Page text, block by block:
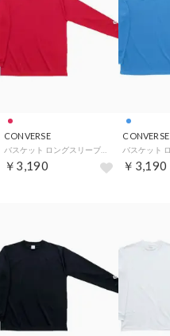
CONVERSE
￥3,190
CONVERSE
￥3,190